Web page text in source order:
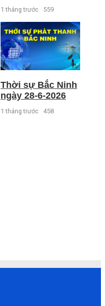
1 tháng trước 559
Thời sự Bắc Ninh
ngày 28-6-2026
1 tháng trước 458